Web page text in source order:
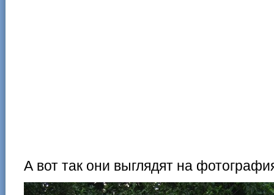
А вот так они выглядят на